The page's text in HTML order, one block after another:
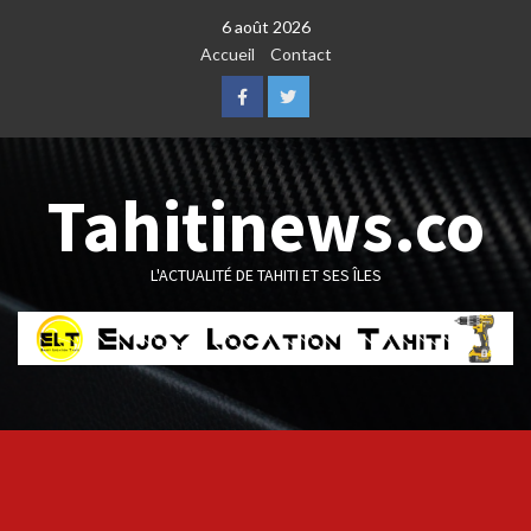
6 août 2026
Accueil
Contact
FacebookTwitter
Tahitinews.co
L'ACTUALITÉ DE TAHITI ET SES ÎLES